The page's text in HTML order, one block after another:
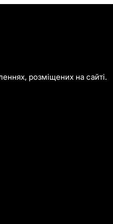
розміщених на сайті.